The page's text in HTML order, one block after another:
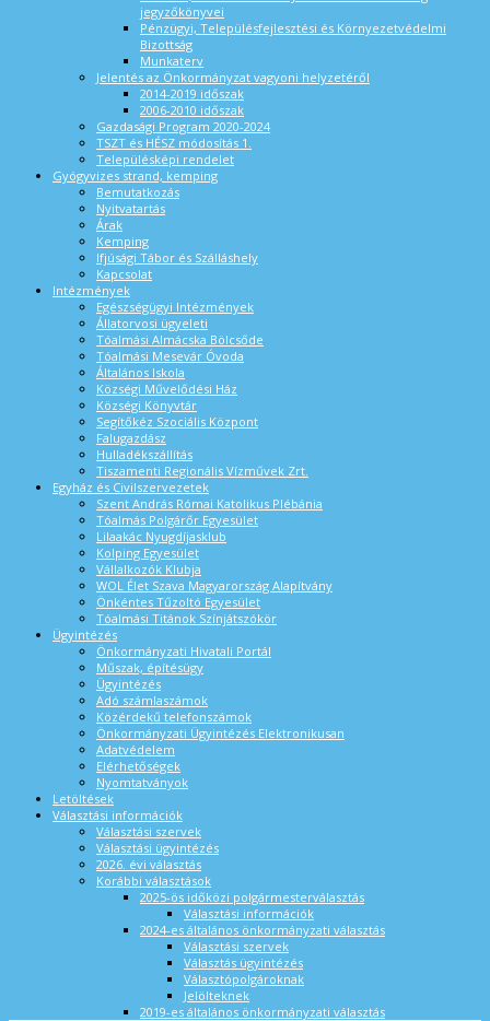
jegyzőkönyvei
Pénzügyi, Településfejlesztési és Környezetvédelmi
Bizottság
Munkaterv
Jelentés az Önkormányzat vagyoni helyzetéről
2014-2019 időszak
2006-2010 időszak
Gazdasági Program 2020-2024
TSZT és HÉSZ módosítás 1.
Településképi rendelet
Gyógyvizes strand, kemping
Bemutatkozás
Nyitvatartás
Árak
Kemping
Ifjúsági Tábor és Szálláshely
Kapcsolat
Intézmények
Egészségügyi Intézmények
Állatorvosi ügyeleti
Tóalmási Almácska Bölcsőde
Tóalmási Mesevár Óvoda
Általános Iskola
Községi Művelődési Ház
Községi Könyvtár
Segítőkéz Szociális Központ
Falugazdász
Hulladékszállítás
Tiszamenti Regionális Vízművek Zrt.
Egyház és Civilszervezetek
Szent András Római Katolikus Plébánia
Tóalmás Polgárőr Egyesület
Lilaakác Nyugdíjasklub
Kolping Egyesület
Vállalkozók Klubja
WOL Élet Szava Magyarország Alapítvány
Önkéntes Tűzoltó Egyesület
Tóalmási Titánok Színjátszókör
Ügyintézés
Önkormányzati Hivatali Portál
Műszak, építésügy
Ügyintézés
Adó számlaszámok
Közérdekű telefonszámok
Önkormányzati Ügyintézés Elektronikusan
Adatvédelem
Elérhetőségek
Nyomtatványok
Letöltések
Választási információk
Választási szervek
Választási ügyintézés
2026. évi választás
Korábbi választások
2025-ös időközi polgármesterválasztás
Választási információk
2024-es általános önkormányzati választás
Választási szervek
Választás ügyintézés
Választópolgároknak
Jelölteknek
2019-es általános önkormányzati választás